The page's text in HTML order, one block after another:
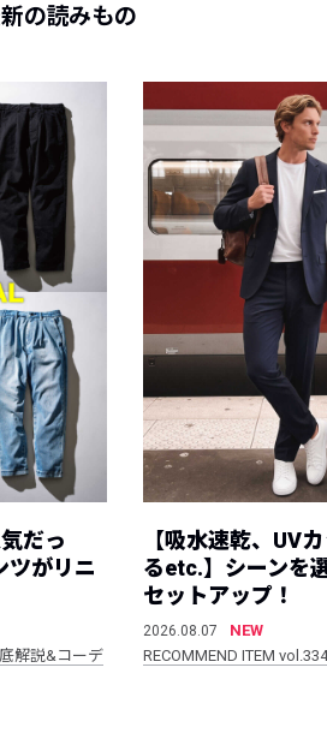
の読みもの
だっ
ツがリニ
解説&コーデ
【吸水速乾、UV
るetc.】シーンを
セットアップ！
2026.08.07
NEW
RECOMMEND ITEM vol.334